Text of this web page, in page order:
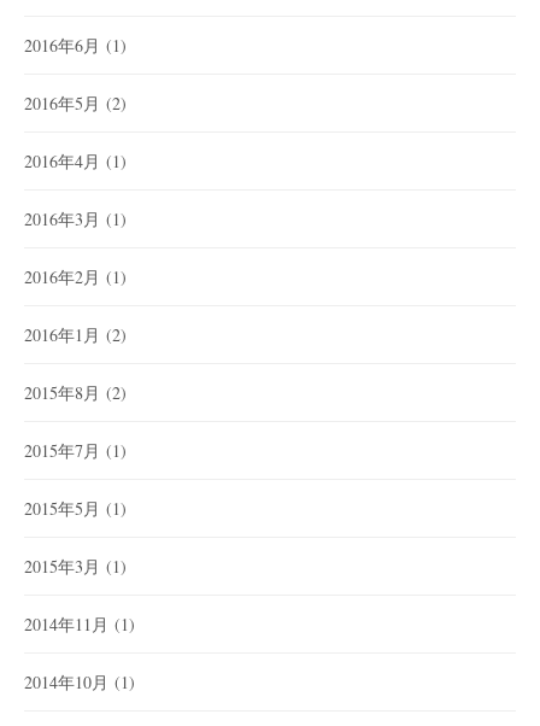
2016年6月 (1)
2016年5月 (2)
2016年4月 (1)
2016年3月 (1)
2016年2月 (1)
2016年1月 (2)
2015年8月 (2)
2015年7月 (1)
2015年5月 (1)
2015年3月 (1)
2014年11月 (1)
2014年10月 (1)